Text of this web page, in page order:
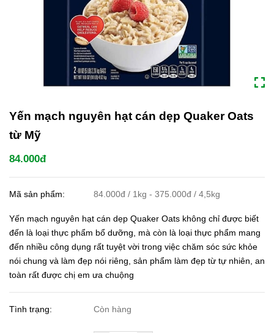
Yến mạch nguyên hạt cán dẹp Quaker Oats
từ Mỹ
84.000đ
Mã sản phẩm: 84.000đ / 1kg - 375.000đ / 4,5kg
Yến mạch nguyên hạt cán dẹp Quaker Oats không chỉ được biết
đến là loại thực phẩm bổ dưỡng, mà còn là loại thực phẩm mang
đến nhiều công dụng rất tuyệt vời trong việc chăm sóc sức khỏe
nói chung và làm đẹp nói riêng, sản phẩm làm đẹp từ tự nhiên, an
toàn rất được chị em ưa chuộng
Tình trạng: Còn hàng